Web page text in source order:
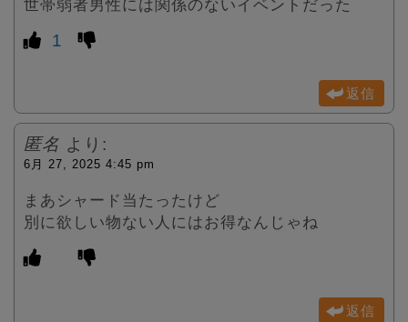
世帯弱者男性には関係のないイベントだった
1
返信
匿名 より:
6月 27, 2025 4:45 pm
まあシャード当たったけど
別に欲しい物ない人にはお得なんじゃね
返信